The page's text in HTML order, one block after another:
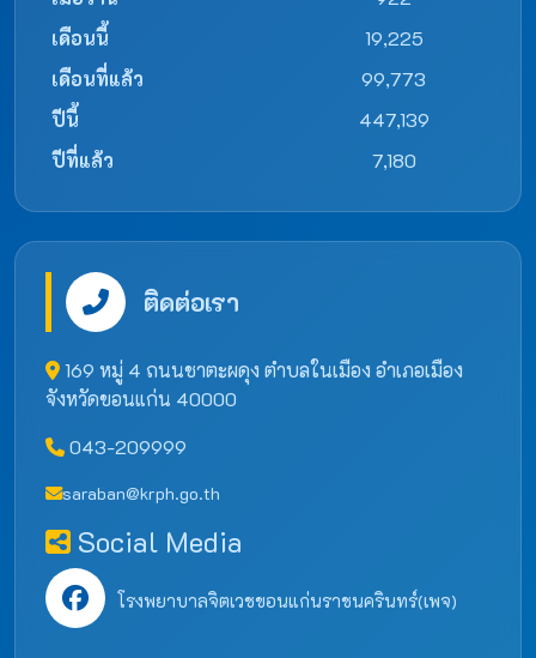
เดือนนี้
19,225
เดือนที่แล้ว
99,773
ปีนี้
447,139
ปีที่แล้ว
7,180
ติดต่อเรา
169 หมู่ 4 ถนนชาตะผดุง ตำบลในเมือง อำเภอเมือง
จังหวัดขอนแก่น 40000
043-209999
saraban@krph.go.th
Social Media
โรงพยาบาลจิตเวชขอนแก่นราชนครินทร์(เพจ)